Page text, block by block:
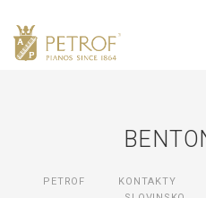
PETROF KONTAKTY